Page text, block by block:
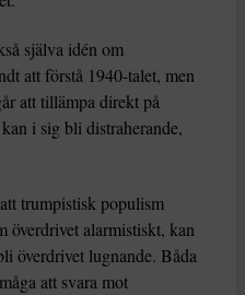
själva idén om
att förstå 1940-talet, men
att tillämpa direkt på
i sig bli distraherande,
trumpistisk populism
överdrivet alarmistiskt, kan
överdrivet lugnande. Båda
att svara mot